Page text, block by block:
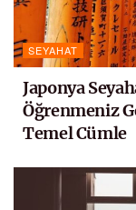
SEYAHAT
Japonya
Öğrenmeniz
Temel Cümle